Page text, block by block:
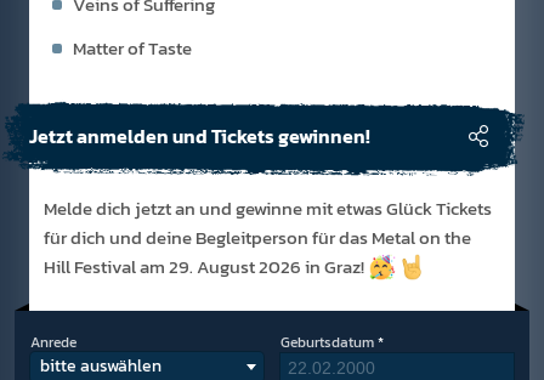
Matter of Taste
Jetzt anmelden und Tickets gewinnen!
Melde dich jetzt an und gewinne mit etwas Glück Tickets
für dich und deine Begleitperson für das Metal on the
Hill Festival am 29. August 2026 in Graz!
Anrede
bitte auswählen
Geburtsdatum